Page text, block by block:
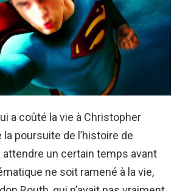
a coûté la vie à Christopher
poursuite de l’histoire de
attendre un certain temps avant
ne soit ramené à la vie,